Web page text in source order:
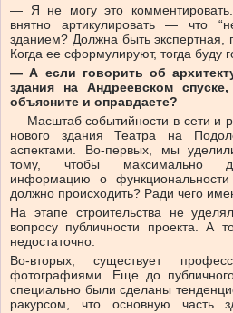
— Я не могу это комментировать.
внятно артикулировать — что
зданием? Должна быть экспертная,
Когда ее сформулируют, тогда буду
— А если говорить об
здания на Андреевском
объясните и оправдаете?
— Масштаб событийности в сети и
нового здания Театра на
аспектами. Во-первых, мы
тому, чтобы максимально
информацию о
должно происходить? Ради чего
На этапе строительства не
вопросу публичности проекта. А
недостаточно.
Во-вторых, существует
фотографиями. Еще до
специально были сделаны
ракурсом, что основную часть